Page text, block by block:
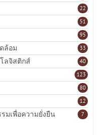
22
51
95
33
ล้อม
40
ลจิสติกส์
123
80
12
7
มเพื่อความยั่งยืน